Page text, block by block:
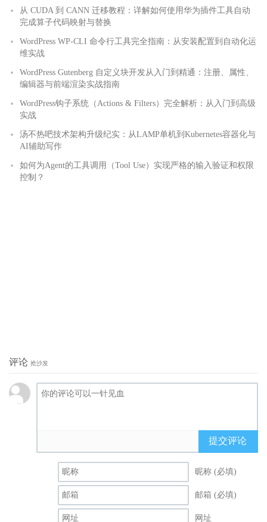
从 CUDA 到 CANN 迁移教程：详解如何使用华为插件工具自动
完成算子代码映射与替换
WordPress WP-CLI 命令行工具完全指南：从安装配置到自动化运
维实战
WordPress Gutenberg 自定义块开发从入门到精通：注册、属性、
编辑器与前端渲染实战指南
WordPress钩子系统（Actions & Filters）完全解析：从入门到高级
实战
汤不热吧技术架构升级纪实：从LAMP单机到Kubernetes容器化与
AI辅助写作
如何为Agent的工具调用（Tool Use）实现严格的输入验证和权限
控制？
评论 抢沙发
提交评论
昵称 (必填)
邮箱 (必填)
网址